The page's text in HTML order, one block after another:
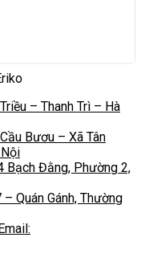
– Thanh Trì – Hà
Bươu – Xã Tân
Bạch Đằng, Phường 2,
Quán Gánh, Thường